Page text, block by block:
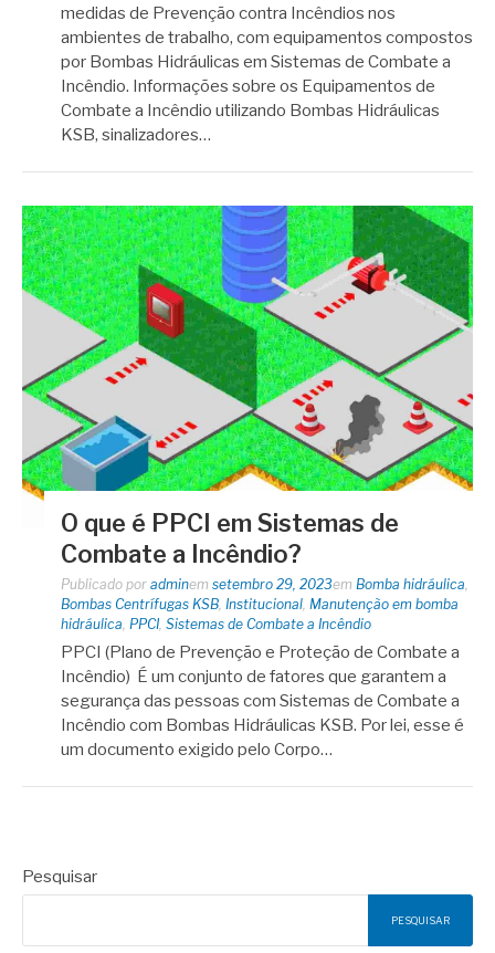
medidas de Prevenção contra Incêndios nos
ambientes de trabalho, com equipamentos compostos
por Bombas Hidráulicas em Sistemas de Combate a
Incêndio. Informações sobre os Equipamentos de
Combate a Incêndio utilizando Bombas Hidráulicas
KSB, sinalizadores…
O que é PPCI em Sistemas de
Combate a Incêndio?
Publicado por adminem setembro 29, 2023em Bomba hidráulica
Bombas Centrífugas KSB Institucional Manutenção em bomba
hidráulica PPCI Sistemas de Combate a Incêndio
PPCI (Plano de Prevenção e Proteção de Combate a
Incêndio) É um conjunto de fatores que garantem a
segurança das pessoas com Sistemas de Combate a
Incêndio com Bombas Hidráulicas KSB. Por lei, esse é
um documento exigido pelo Corpo…
Pesquisar
PESQUISAR